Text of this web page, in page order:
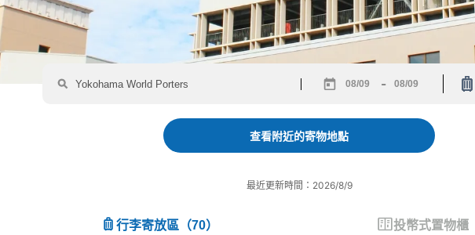
forward
to
the
calendar
select
-
backward
interact
select
查看附近的寄物地點
最近更新時間：2026/8/9
行李寄放區 （70） 投幣式置物櫃